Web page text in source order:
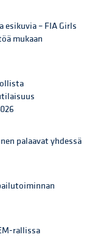
esikuvia – FIA Girls
mukaan
palaavat yhdessä
rallissa